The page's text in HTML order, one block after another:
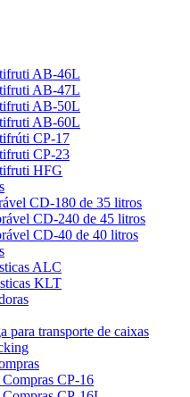
AB-46L
AB-47L
AB-50L
AB-60L
CP-17
CP-23
HFG
CD-180 de 35 litros
CD-240 de 45 litros
CD-40 de 40 litros
ALC
KLT
para transporte de caixas
Compras CP-16